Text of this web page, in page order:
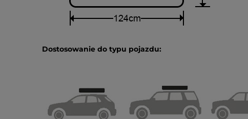
Dostosowanie do typu pojazdu: